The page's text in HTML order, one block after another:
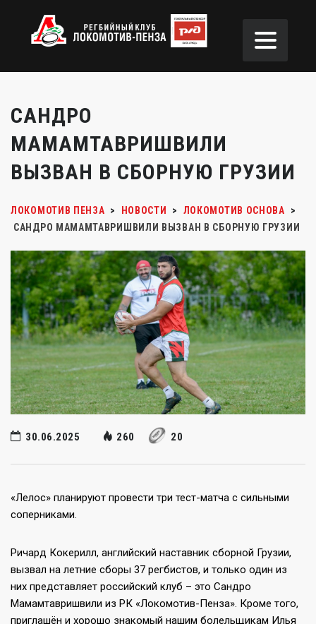
САНДРО
МАМАМТАВРИШВИЛИ
ВЫЗВАН В СБОРНУЮ ГРУЗИИ
ЛОКОМОТИВ ПЕНЗА > НОВОСТИ > ЛОКОМОТИВ ОСНОВА
>
САНДРО МАМАМТАВРИШВИЛИ ВЫЗВАН В СБОРНУЮ ГРУЗИИ
30.06.2025 260 20
«Лелос» планируют провести три тест-матча с сильными
соперниками.
Ричард Кокерилл, английский наставник сборной Грузии,
вызвал на летние сборы 37 регбистов, и только один из
них представляет российский клуб – это Сандро
Мамамтавришвили из РК «Локомотив-Пенза». Кроме того,
приглашён и хорошо знакомый нашим болельщикам Илья